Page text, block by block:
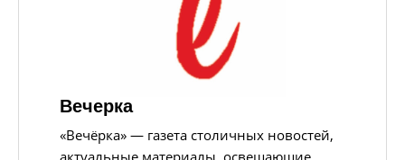
Вечерка
«Вечёрка» — газета столичных новостей,